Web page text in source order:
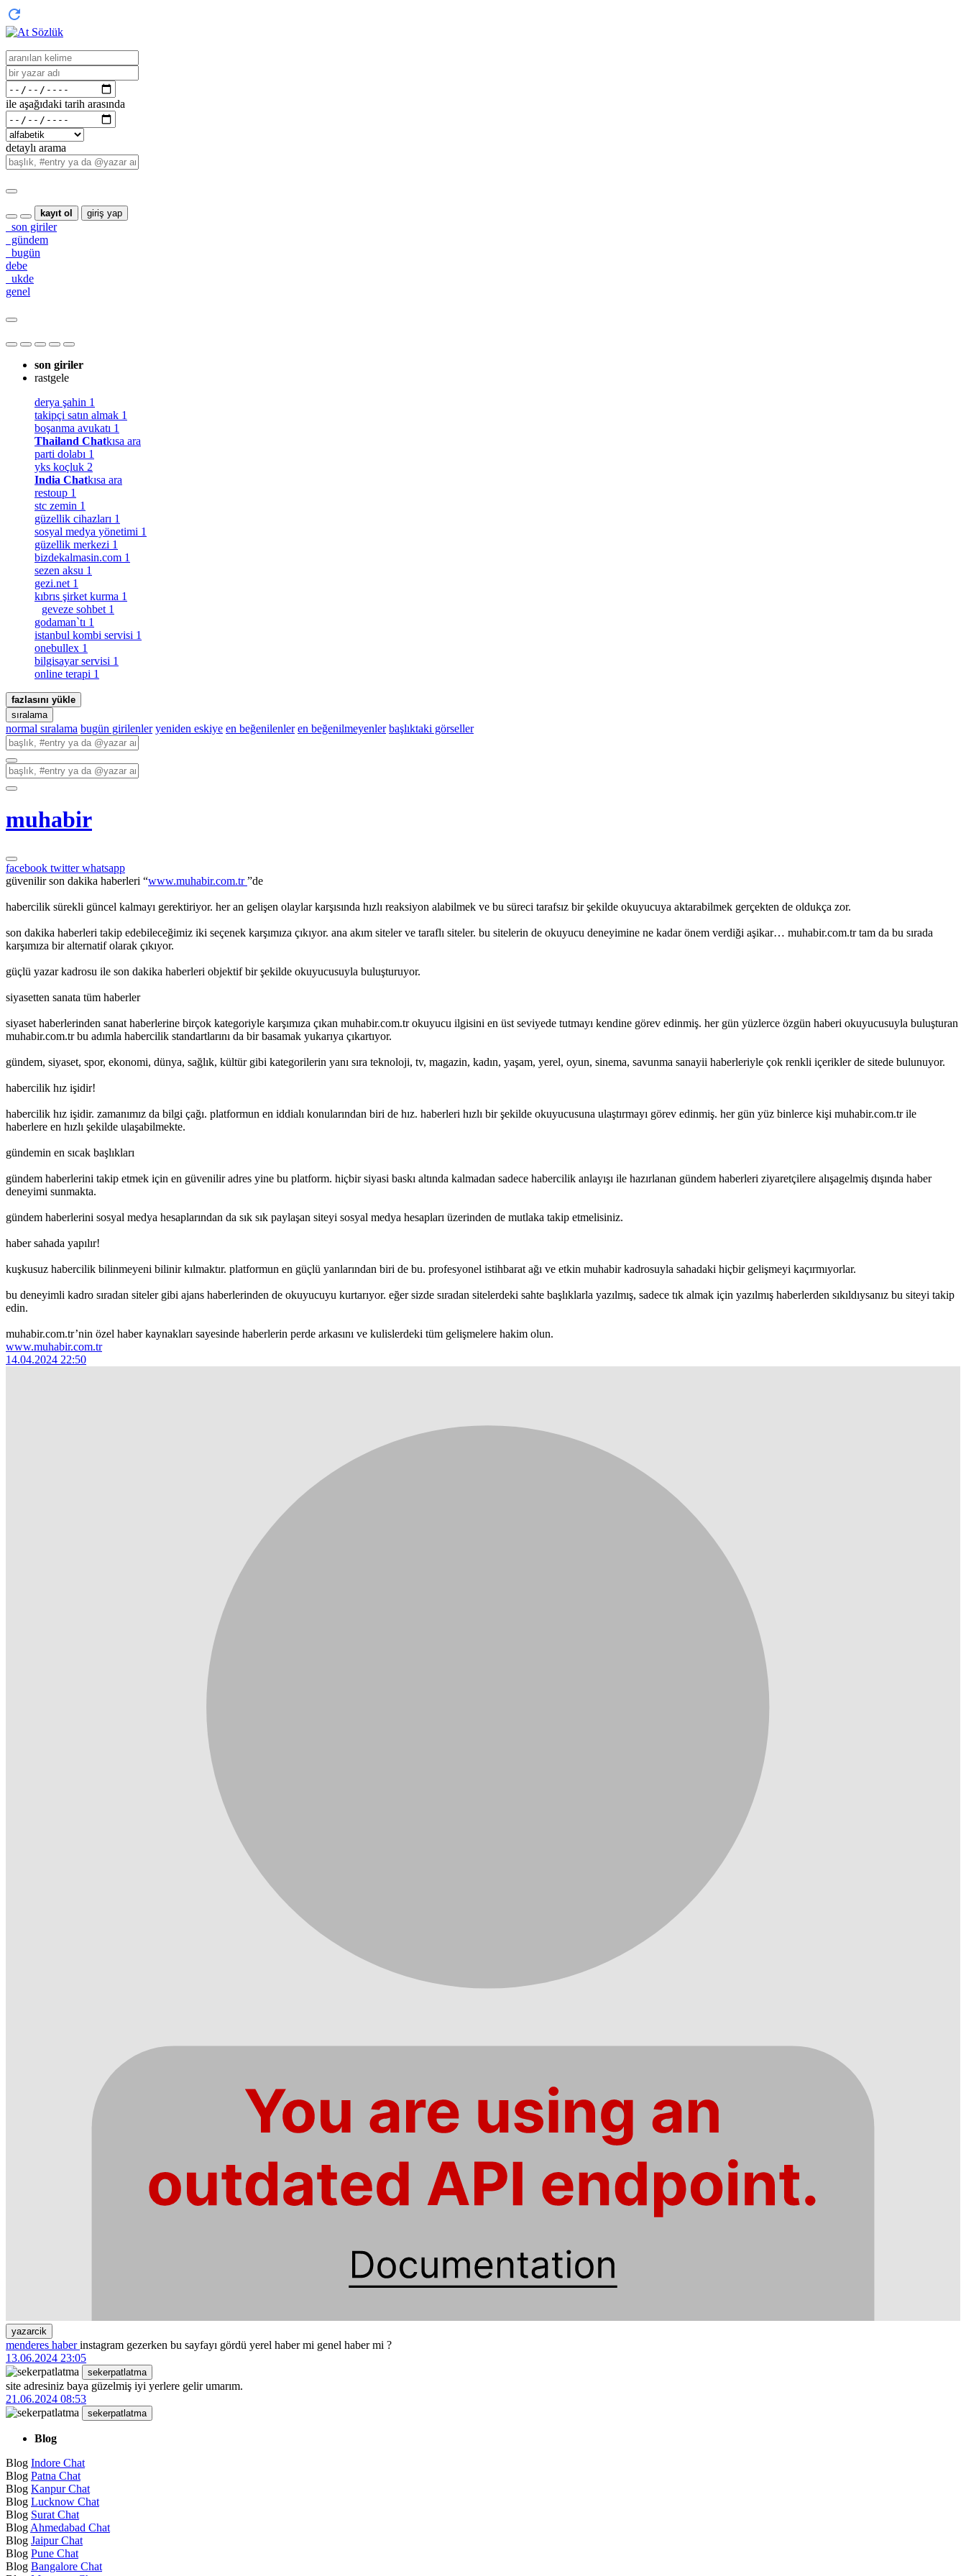
ile aşağıdaki tarih arasında
detaylı arama
kayıt ol giriş yap
son giriler
gündem
bugün
debe
ukde
genel
son giriler
rastgele
derya şahin 1
takipçi satın almak 1
boşanma avukatı 1
Thailand Chatkısa ara
parti dolabı 1
yks koçluk 2
India Chatkısa ara
restoup 1
stc zemin 1
güzellik cihazları 1
sosyal medya yönetimi 1
güzellik merkezi 1
bizdekalmasin.com 1
sezen aksu 1
gezi.net 1
kıbrıs şirket kurma 1
geveze sohbet 1
godaman`tı 1
istanbul kombi servisi 1
onebullex 1
bilgisayar servisi 1
online terapi 1
fazlasını yükle
sıralama
normal sıralama bugün girilenler yeniden eskiye en beğenilenler en beğenilmeyenler başlıktaki görseller
muhabir
facebook twitterwhatsapp
güvenilir son dakika haberleri “www.muhabir.com.tr”de
habercilik sürekli güncel kalmayı gerektiriyor. her an gelişen olaylar karşısında hızlı reaksiyon alabilmek ve bu süreci tarafsız bir şekilde okuyucuya aktarabilmek gerçekten de oldukça zor.
son dakika haberleri takip edebileceğimiz iki seçenek karşımıza çıkıyor. ana akım siteler ve taraflı siteler. bu sitelerin de okuyucu deneyimine ne kadar önem verdiği aşikar… muhabir.com.tr tam da bu sırada
karşımıza bir alternatif olarak çıkıyor.
güçlü yazar kadrosu ile son dakika haberleri objektif bir şekilde okuyucusuyla buluşturuyor.
siyasetten sanata tüm haberler
siyaset haberlerinden sanat haberlerine birçok kategoriyle karşımıza çıkan muhabir.com.tr okuyucu ilgisini en üst seviyede tutmayı kendine görev edinmiş. her gün yüzlerce özgün haberi okuyucusuyla buluşturan
muhabir.com.tr bu adımla habercilik standartlarını da bir basamak yukarıya çıkartıyor.
gündem, siyaset, spor, ekonomi, dünya, sağlık, kültür gibi kategorilerin yanı sıra teknoloji, tv, magazin, kadın, yaşam, yerel, oyun, sinema, savunma sanayii haberleriyle çok renkli içerikler de sitede bulunuyor.
habercilik hız işidir!
habercilik hız işidir. zamanımız da bilgi çağı. platformun en iddialı konularından biri de hız. haberleri hızlı bir şekilde okuyucusuna ulaştırmayı görev edinmiş. her gün yüz binlerce kişi muhabir.com.tr ile
haberlere en hızlı şekilde ulaşabilmekte.
gündemin en sıcak başlıkları
gündem haberlerini takip etmek için en güvenilir adres yine bu platform. hiçbir siyasi baskı altında kalmadan sadece habercilik anlayışı ile hazırlanan gündem haberleri ziyaretçilere alışagelmiş dışında haber
deneyimi sunmakta.
gündem haberlerini sosyal medya hesaplarından da sık sık paylaşan siteyi sosyal medya hesapları üzerinden de mutlaka takip etmelisiniz.
haber sahada yapılır!
kuşkusuz habercilik bilinmeyeni bilinir kılmaktır. platformun en güçlü yanlarından biri de bu. profesyonel istihbarat ağı ve etkin muhabir kadrosuyla sahadaki hiçbir gelişmeyi kaçırmıyorlar.
bu deneyimli kadro sıradan siteler gibi ajans haberlerinden de okuyucuyu kurtarıyor. eğer sizde sıradan sitelerdeki sahte başlıklarla yazılmış, sadece tık almak için yazılmış haberlerden sıkıldıysanız bu siteyi takip
edin.
muhabir.com.tr’nin özel haber kaynakları sayesinde haberlerin perde arkasını ve kulislerdeki tüm gelişmelere hakim olun.
www.muhabir.com.tr
14.04.2024 22:50
yazarcik
menderes haberinstagram gezerken bu sayfayı gördü yerel haber mi genel haber mi ?
13.06.2024 23:05
sekerpatlatma
site adresiniz baya güzelmiş iyi yerlere gelir umarım.
21.06.2024 08:53
sekerpatlatma
Blog
Blog Indore Chat
Blog Patna Chat
Blog Kanpur Chat
Blog Lucknow Chat
Blog Surat Chat
Blog Ahmedabad Chat
Blog Jaipur Chat
Blog Pune Chat
Blog Bangalore Chat